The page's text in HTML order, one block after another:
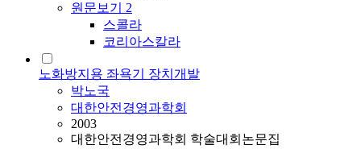
원문보기 2
스콜라
코리아스칼라
노화방지용 좌욕기 장치개발
박노국
대한안전경영과학회
2003
대한안전경영과학회 학술대회논문집